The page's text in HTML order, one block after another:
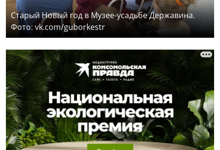
Старый Новый год в Музее-усадьбе Державина.
Фото: vk.com/guborkestr